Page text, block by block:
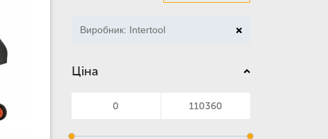
Виробник: Intertool
Ціна